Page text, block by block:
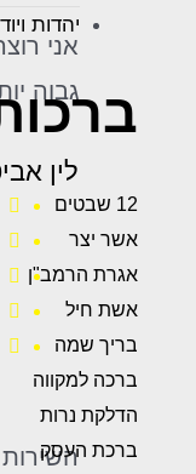
יהדות
12 שבטים
אשר יצר
אגרת הרמב"ן
אשת חיל
בריך שמה
ברכה למקווה
הדלקת נרות
ברכת העסק
גבוה
לין